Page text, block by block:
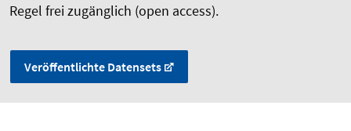
Regel frei zugänglich (open access).
Veröffentlichte Datensets